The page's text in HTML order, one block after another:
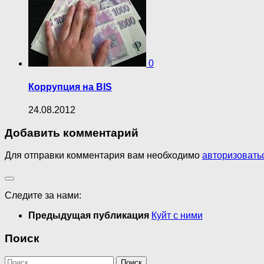
0
Коррупция на BIS
24.08.2012
Добавить комментарий
Для отправки комментария вам необходимо
Следите за нами:
Предыдущая публикация Куйт с ними
Поиск
Найти: